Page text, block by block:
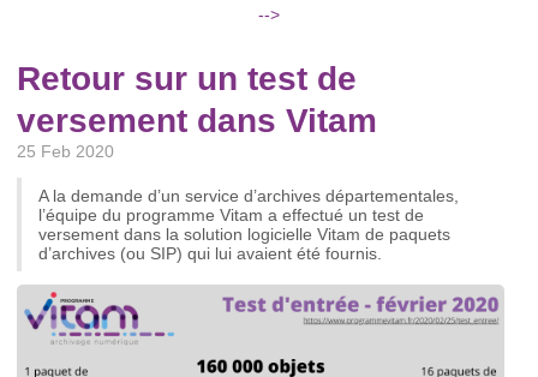
-->
Retour sur un test de
versement dans Vitam
25 Feb 2020
A la demande d’un service d’archives départementales,
l’équipe du programme Vitam a effectué un test de
versement dans la solution logicielle Vitam de paquets
d’archives (ou SIP) qui lui avaient été fournis.